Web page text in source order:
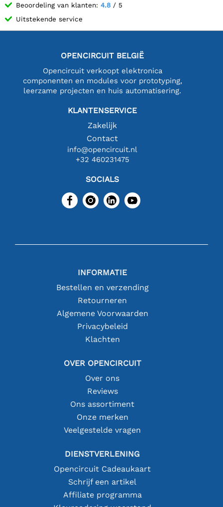
Beoordeling van klanten: 4.8 / 5
Uitstekende service
OPENCIRCUIT BELGIË
Opencircuit verkoopt elektronica
componenten en modules voor prototyping,
leerzame projecten en huis automatisering.
KLANTENSERVICE
Zakelijk
Contact
info@opencircuit.nl
+32 460231475
SOCIALS
INFORMATIE
Bestellen en verzending
Retourneren
Algemene Voorwaarden
Privacybeleid
Klachten
OVER OPENCIRCUIT
Over ons
Reviews
Ons assortiment
Onze merken
Veelgestelde vragen
DIENSTVERLENING
Opencircuit Cadeaukaart
Schrijf een artikel
Affiliate programma